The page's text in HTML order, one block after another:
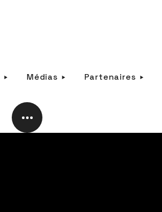
Médias Partenaires